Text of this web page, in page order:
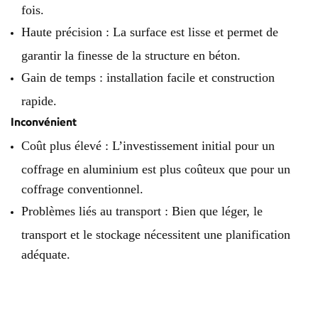
fois.
Haute précision : La surface est lisse et permet de
garantir la finesse de la structure en béton.
Gain de temps : installation facile et construction
rapide.
Inconvénient
Coût plus élevé : L’investissement initial pour un
coffrage en aluminium est plus coûteux que pour un
coffrage conventionnel.
Problèmes liés au transport : Bien que léger, le
transport et le stockage nécessitent une planification
adéquate.